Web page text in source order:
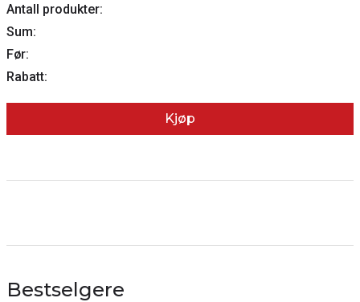
Antall produkter:
Sum:
Før:
Rabatt:
Kjøp
Bestselgere